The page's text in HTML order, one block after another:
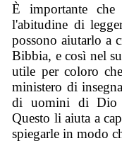
È importante
l'abitudine di
possono aiutarlo a
Bibbia, e così nel
utile per coloro
ministero di
di uomini di Dio
Questo li aiuta a
spiegarle in modo